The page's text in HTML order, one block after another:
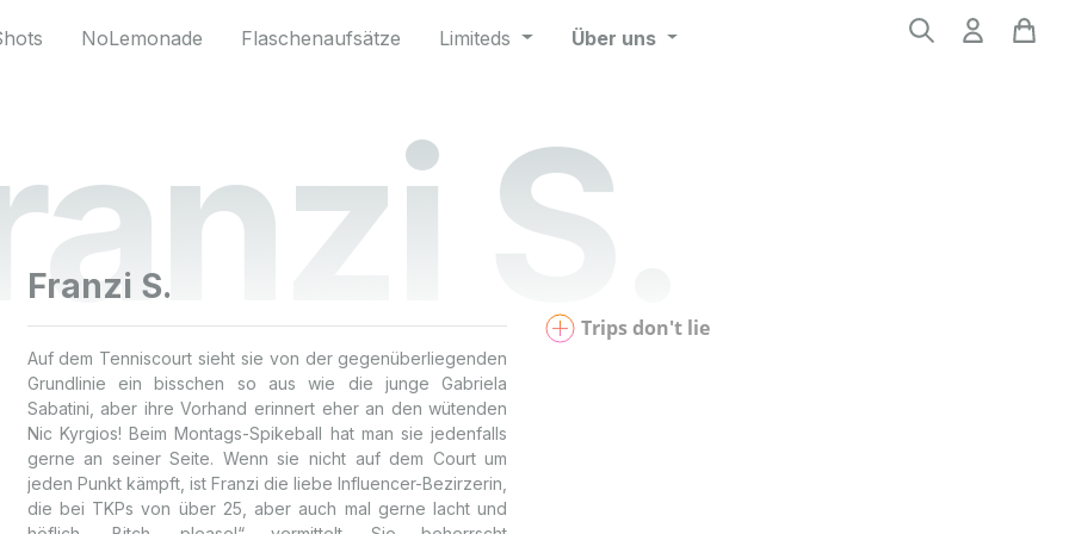
NoLemonade Flaschenaufsätze Limiteds Über uns
S.
Franzi S.
Auf dem Tenniscourt sieht sie von der gegenüberliegenden
Grundlinie ein bisschen so aus wie die junge Gabriela
Sabatini, aber ihre Vorhand erinnert eher an den wütenden
Nic Kyrgios! Beim Montags-Spikeball hat man sie jedenfalls
gerne an seiner Seite. Wenn sie nicht auf dem Court um
jeden Punkt kämpft, ist Franzi die liebe Influencer-Bezirzerin,
die bei TKPs von über 25, aber auch mal gerne lacht und
Trips don't lie